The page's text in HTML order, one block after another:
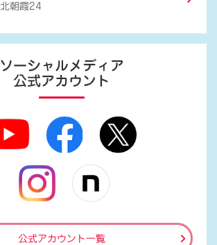
北朝霞24
ソーシャルメディア
公式アカウント
公式アカウント一覧